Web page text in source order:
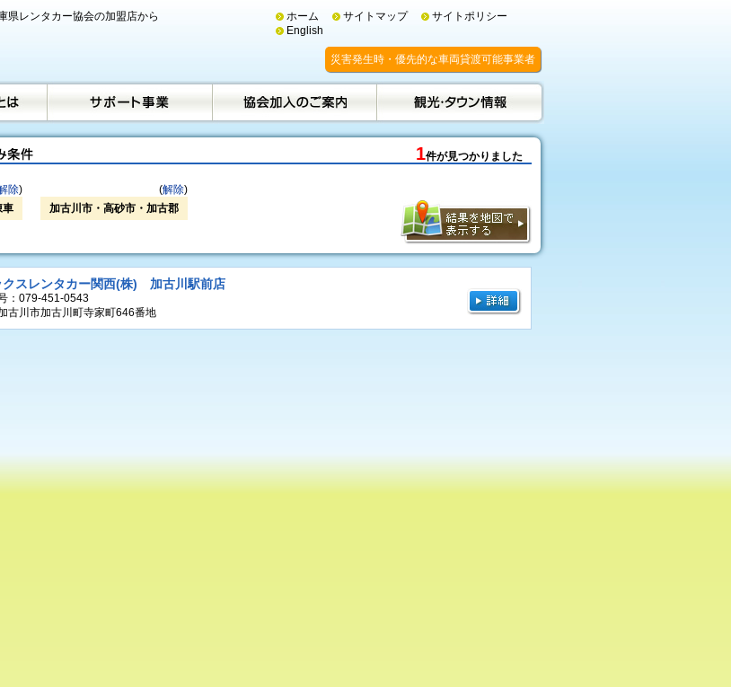
県レンタカー協会の加盟店から ホーム サイトマップ
サイトポリシー
English
災害発生時・優先的な車両貸渡可能事業者
1件が見つかりました
除)
車
(解除)
加古川市・高砂市・加古郡
クスレンタカー関西(株) 加古川駅前店
：079-451-0543
古川市加古川町寺家町646番地